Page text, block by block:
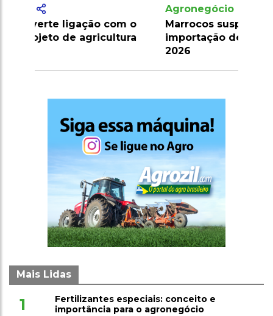
Agronegócio
Marrocos suspende tarifas de
importação de carnes e ovinos até
Mais Lidas
1
Fertilizantes especiais: conceito e
importância para o agronegócio